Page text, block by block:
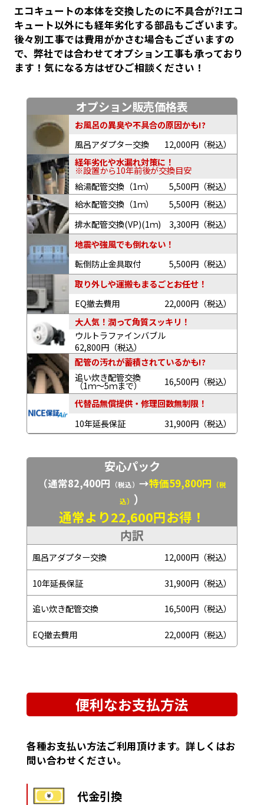
エコキュートの本体を交換したのに不具合が?!エコ
キュート以外にも経年劣化する部品もございます。
後々別工事では費用がかさむ場合もございますの
で、弊社では合わせてオプション工事も承っており
ます！気になる方はぜひご相談ください！
オプション販売価格表
お風呂の異臭や不具合の原因かも!?
風呂アダプター交換
12,000円（税込）
経年劣化や水漏れ対策に！
※設置から10年前後が交換目安
給湯配管交換（1ｍ）
5,500円（税込）
給水配管交換（1ｍ）
5,500円（税込）
排水配管交換(VP)(1ｍ)
3,300円（税込）
地震や強風でも倒れない！
転倒防止金具取付
5,500円（税込）
取り外しや運搬もまるごとお任せ！
EQ撤去費用
22,000円（税込）
大人気！潤って角質スッキリ！
ウルトラファインバブル
62,800円（税込）
配管の汚れが蓄積されているかも!?
追い炊き配管交換
（1ｍ～5ｍまで）
16,500円（税込）
代替品無償提供・修理回数無制限！
10年延長保証
31,900円（税込）
安心パック
（通常82,400円 （税込） →特価59,800円
（税
込） ）
通常より22,600円お得！
内訳
風呂アダプター交換 12,000円（税込）
10年延長保証 31,900円（税込）
追い炊き配管交換 16,500円（税込）
EQ撤去費用 22,000円（税込）
便利なお支払方法
各種お支払い方法ご利用頂けます。詳しくはお
問い合わせください。
代金引換